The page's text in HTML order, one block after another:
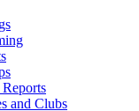
and Clubs